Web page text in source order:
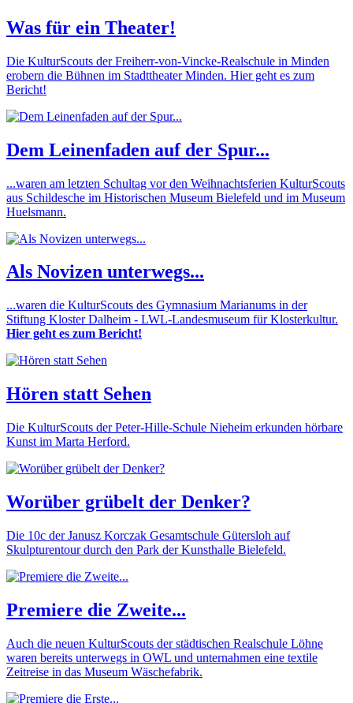
Was für ein Theater!
Die KulturScouts der Freiherr-von-Vincke-Realschule in Minden
erobern die Bühnen im Stadttheater Minden. Hier geht es zum
Bericht!
Dem Leinenfaden auf der Spur...
...waren am letzten Schultag vor den Weihnachtsferien KulturScouts
aus Schildesche im Historischen Museum Bielefeld und im Museum
Huelsmann.
Als Novizen unterwegs...
...waren die KulturScouts des Gymnasium Marianums in der
Stiftung Kloster Dalheim - LWL-Landesmuseum für Klosterkultur.
Hier geht es zum Bericht!
Hören statt Sehen
Die KulturScouts der Peter-Hille-Schule Nieheim erkunden hörbare
Kunst im Marta Herford.
Worüber grübelt der Denker?
Die 10c der Janusz Korczak Gesamtschule Gütersloh auf
Skulpturentour durch den Park der Kunsthalle Bielefeld.
Premiere die Zweite...
Auch die neuen KulturScouts der städtischen Realschule Löhne
waren bereits unterwegs in OWL und unternahmen eine textile
Zeitreise in das Museum Wäschefabrik.